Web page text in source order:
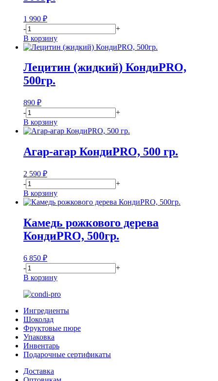
1 990 ₽
-
+
В корзину
Лецитин (жидкий) КондиPRO,
500гр.
890 ₽
-
+
В корзину
Агар-агар КондиPRO, 500 гр.
2 590 ₽
-
+
В корзину
Камедь рожкового дерева
КондиPRO, 500гр.
6 850 ₽
-
+
В корзину
Ингредиенты
Шоколад
Фруктовые пюре
Упаковка
Инвентарь
Подарочные сертификаты
Доставка